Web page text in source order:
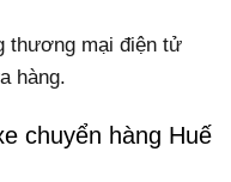
thương mại điện tử
hàng.
chuyển hàng Huế